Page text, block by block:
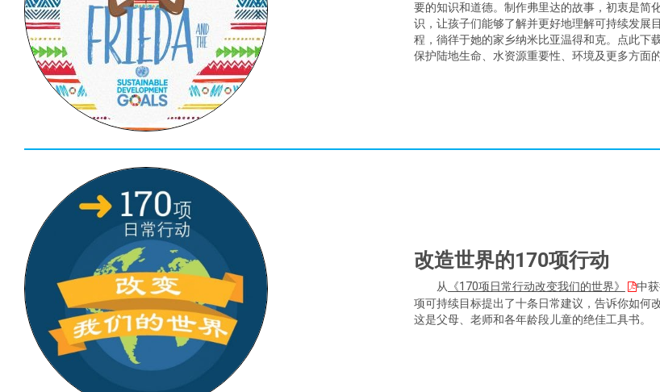
要的知识和道德。制作弗里达的故事，初衷是简
识，让孩子们能够了解并更好地理解可持续发展
程，徜徉于她的家乡纳米比亚温得和克。点此下
保护陆地生命、水资源重要性、环境及更多方面
改造世界的170项行动
从 《170项日常行动改变我们的世界》
中
项可持续目标提出了十条日常建议，告诉你如何
这是父母、老师和各年龄段儿童的绝佳工具书。